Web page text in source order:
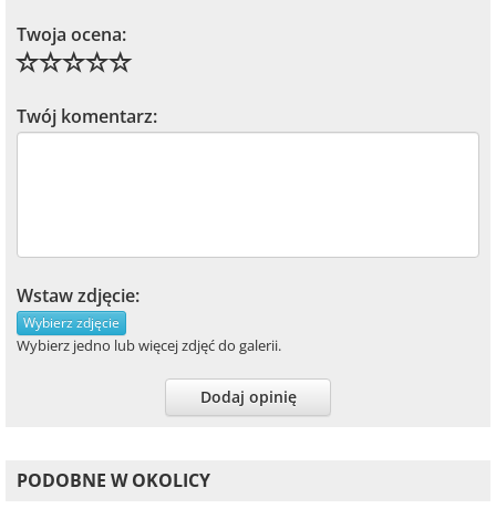
Twoja ocena:
Twój komentarz:
Wstaw zdjęcie:
Wybierz zdjęcie
Wybierz jedno lub więcej zdjęć do galerii.
Dodaj opinię
PODOBNE W OKOLICY